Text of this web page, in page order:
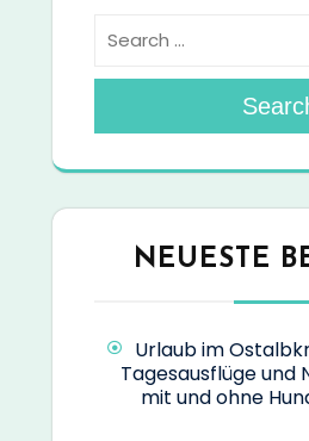
NEUESTE
Urlaub im
Tagesausflüge und
mit und ohne